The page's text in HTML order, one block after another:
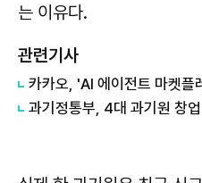
는 이유다.
관련기사